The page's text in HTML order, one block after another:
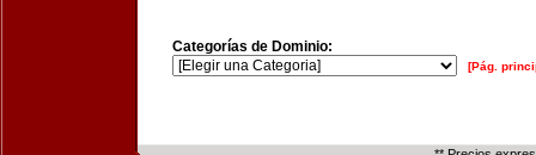
Categorías de Dominio:
[Pág.